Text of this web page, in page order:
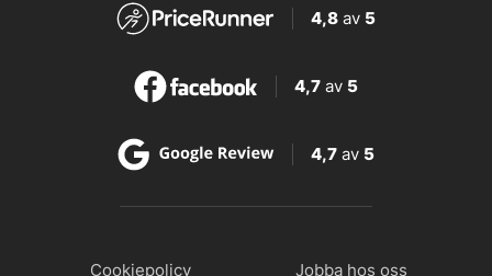
4,8 av 5
4,7 av 5
4,7 av 5
Cookiepolicy Jobba hos oss